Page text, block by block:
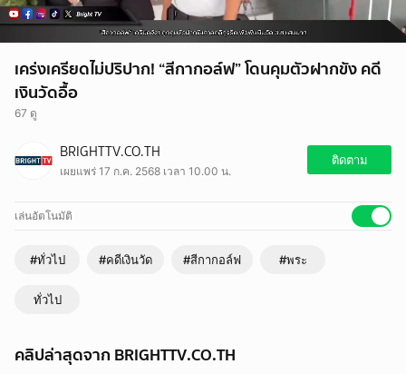
เคร่งเครียดไม่ปริปาก! “สีกากอล์ฟ” โดนคุมตัวฝากขัง คดี
เงินวัดอื้อ
67 ดู
BRIGHTTV.CO.TH
เผยแพร่ 17 ก.ค. 2568 เวลา 10.00 น.
ติดตาม
เล่นอัตโนมัติ
#ทั่วไป #คดีเงินวัด #สีกากอล์ฟ #พระ
ทั่วไป
คลิปล่าสุดจาก BRIGHTTV.CO.TH